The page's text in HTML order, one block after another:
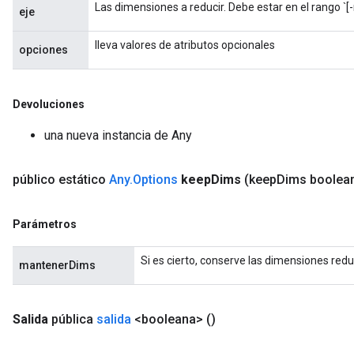
eje Las dimensiones a reducir. Debe estar en el rango
opciones lleva valores de atributos opcionales
Devoluciones
una nueva instancia de Any
público estático Any.Options keepDims (keepDims
Parámetros
mantenerDims Si es cierto, conserve las dimensiones
Salida pública salida <booleana> ()